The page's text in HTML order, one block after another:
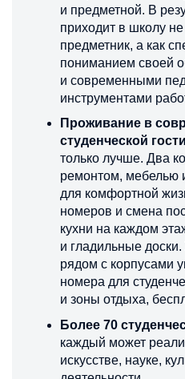
и предметной. В
приходит в школу не
предметник, а как
пониманием своей
и современными
инструментами
Проживание в
студенческой
только лучше. Два
ремонтом, мебелью
для комфортной
номеров и смена
кухни на каждом
и гладильные
рядом с корпусами
номера для
и зоны отдыха,
Более 70
каждый может
искусстве, науке,